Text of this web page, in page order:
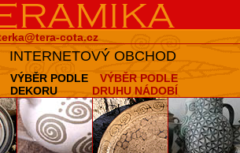
cota.cz
INTERNETOVÝ OBCHOD
VÝBĚR PODLE
DRUHU NÁDOBÍ
VÝBĚR PODLE
DEKORU